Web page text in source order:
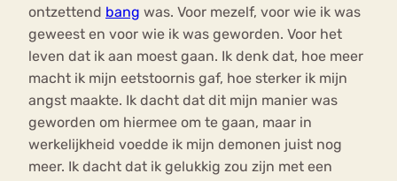
ontzettend bang was. Voor mezelf, voor wie ik was
geweest en voor wie ik was geworden. Voor het
leven dat ik aan moest gaan. Ik denk dat, hoe meer
macht ik mijn eetstoornis gaf, hoe sterker ik mijn
angst maakte. Ik dacht dat dit mijn manier was
geworden om hiermee om te gaan, maar in
werkelijkheid voedde ik mijn demonen juist nog
meer. Ik dacht dat ik gelukkig zou zijn met een